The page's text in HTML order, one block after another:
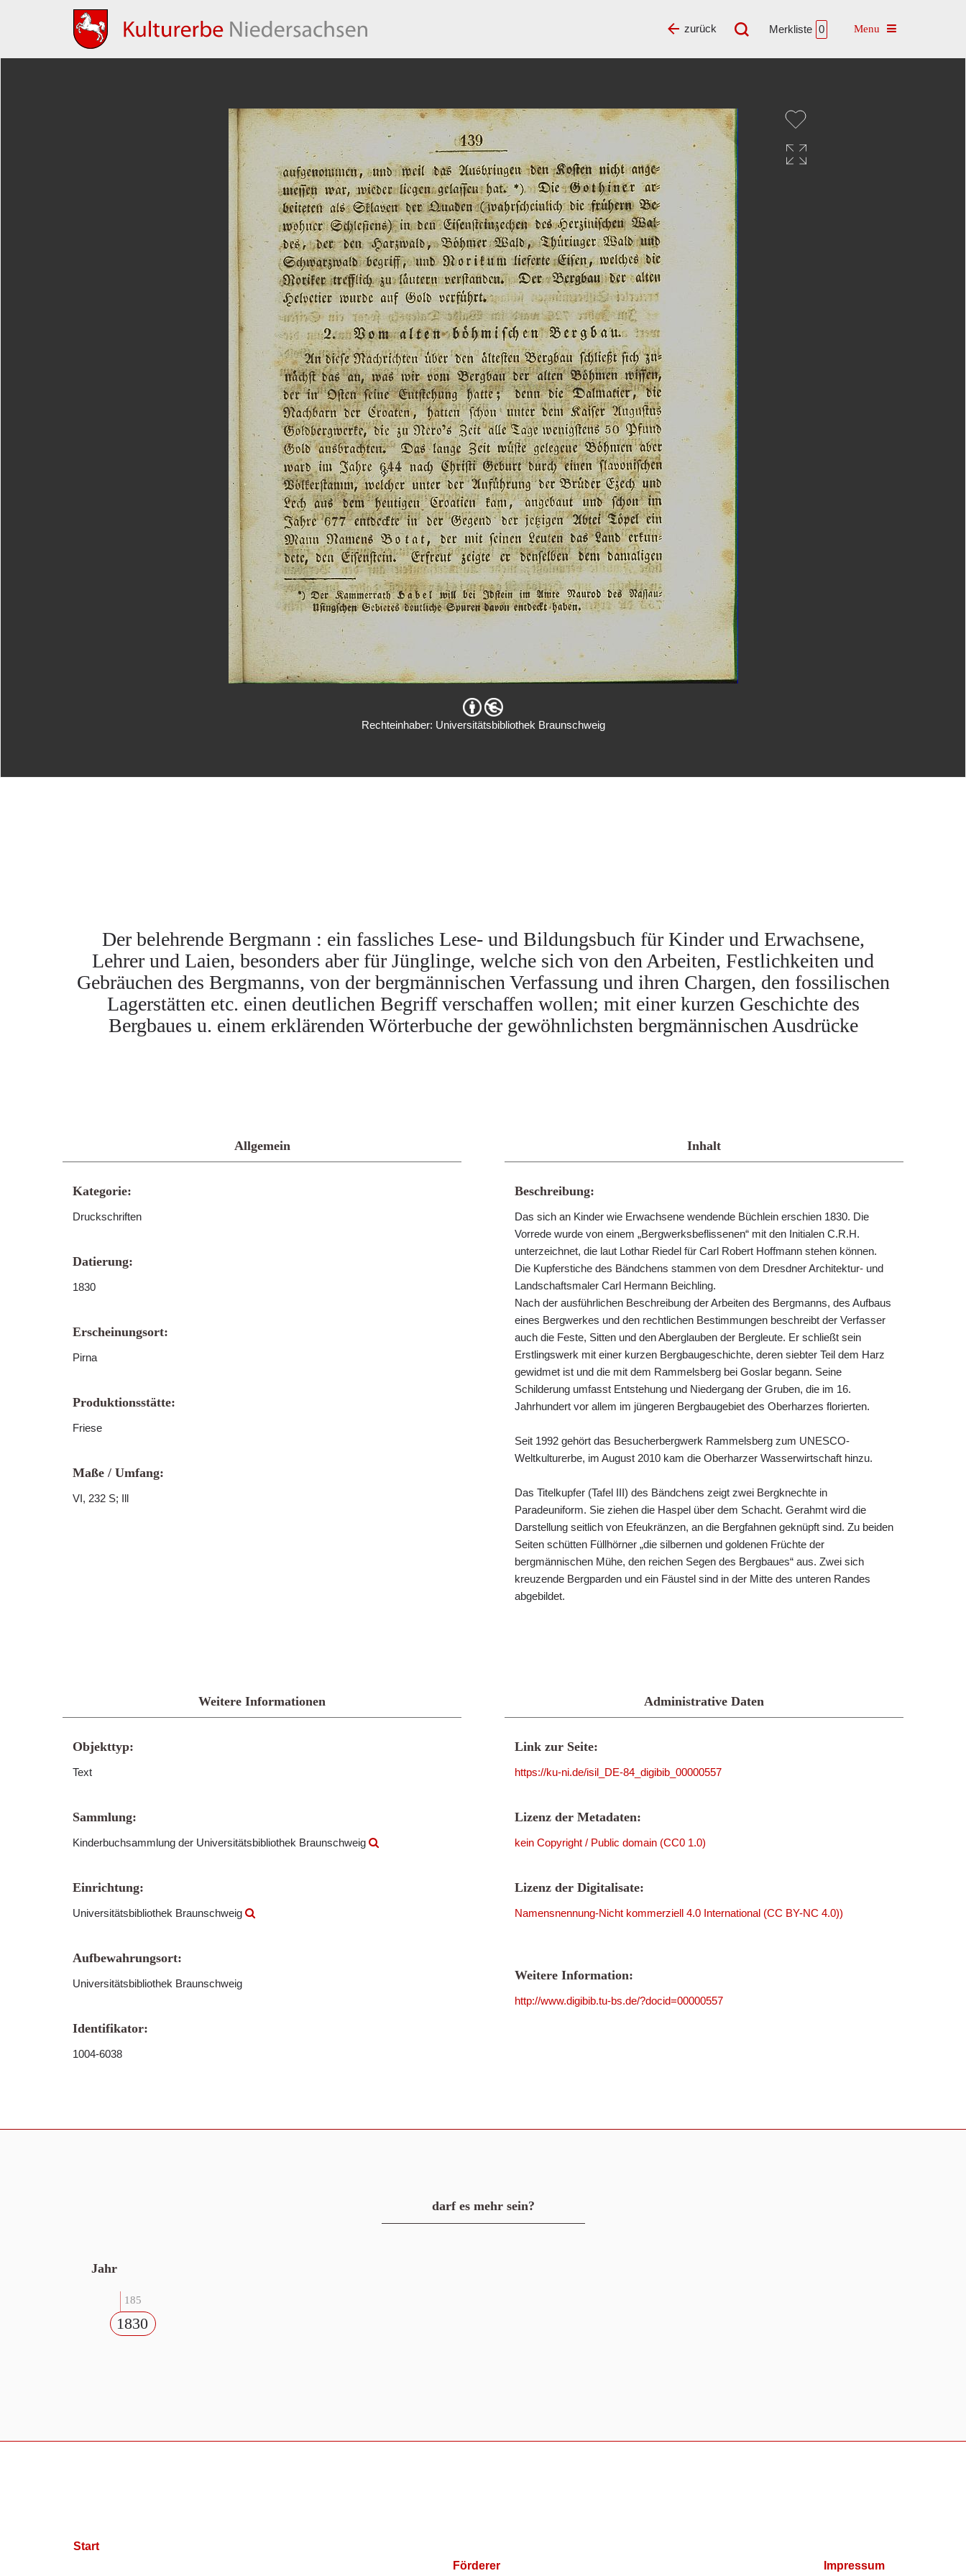
Merkliste 0 Toggle navigation
zurück
Rechteinhaber: Universitätsbibliothek Braunschweig
Der belehrende Bergmann : ein fassliches Lese- und Bildungsbuch für Kinder und Erwachsene,
Lehrer und Laien, besonders aber für Jünglinge, welche sich von den Arbeiten, Festlichkeiten und
Gebräuchen des Bergmanns, von der bergmännischen Verfassung und ihren Chargen, den fossilischen
Lagerstätten etc. einen deutlichen Begriff verschaffen wollen; mit einer kurzen Geschichte des
Bergbaues u. einem erklärenden Wörterbuche der gewöhnlichsten bergmännischen Ausdrücke
Allgemein
Kategorie:
Druckschriften
Datierung:
1830
Erscheinungsort:
Pirna
Produktionsstätte:
Friese
Maße / Umfang:
VI, 232 S; Ill
Inhalt
Beschreibung:
Das sich an Kinder wie Erwachsene wendende Büchlein erschien 1830. Die
Vorrede wurde von einem „Bergwerksbeflissenen“ mit den Initialen C.R.H.
unterzeichnet, die laut Lothar Riedel für Carl Robert Hoffmann stehen können.
Die Kupferstiche des Bändchens stammen von dem Dresdner Architektur- und
Landschaftsmaler Carl Hermann Beichling.
Nach der ausführlichen Beschreibung der Arbeiten des Bergmanns, des Aufbaus
eines Bergwerkes und den rechtlichen Bestimmungen beschreibt der Verfasser
auch die Feste, Sitten und den Aberglauben der Bergleute. Er schließt sein
Erstlingswerk mit einer kurzen Bergbaugeschichte, deren siebter Teil dem Harz
gewidmet ist und die mit dem Rammelsberg bei Goslar begann. Seine
Schilderung umfasst Entstehung und Niedergang der Gruben, die im 16.
Jahrhundert vor allem im jüngeren Bergbaugebiet des Oberharzes florierten.
Seit 1992 gehört das Besucherbergwerk Rammelsberg zum UNESCO-
Weltkulturerbe, im August 2010 kam die Oberharzer Wasserwirtschaft hinzu.
Das Titelkupfer (Tafel III) des Bändchens zeigt zwei Bergknechte in
Paradeuniform. Sie ziehen die Haspel über dem Schacht. Gerahmt wird die
Darstellung seitlich von Efeukränzen, an die Bergfahnen geknüpft sind. Zu beiden
Seiten schütten Füllhörner „die silbernen und goldenen Früchte der
bergmännischen Mühe, den reichen Segen des Bergbaues“ aus. Zwei sich
kreuzende Bergparden und ein Fäustel sind in der Mitte des unteren Randes
abgebildet.
Weitere Informationen
Objekttyp:
Text
Sammlung:
Kinderbuchsammlung der Universitätsbibliothek Braunschweig
Einrichtung:
Universitätsbibliothek Braunschweig
Aufbewahrungsort:
Universitätsbibliothek Braunschweig
Identifikator:
1004-6038
Administrative Daten
Link zur Seite:
https://ku-ni.de/isil_DE-84_digibib_00000557
Lizenz der Metadaten:
kein Copyright / Public domain (CC0 1.0)
Lizenz der Digitalisate:
Namensnennung-Nicht kommerziell 4.0 International (CC BY-NC 4.0))
Weitere Information:
http://www.digibib.tu-bs.de/?docid=00000557
darf es mehr sein?
Jahr
185
1830
Start
Förderer
Impressum